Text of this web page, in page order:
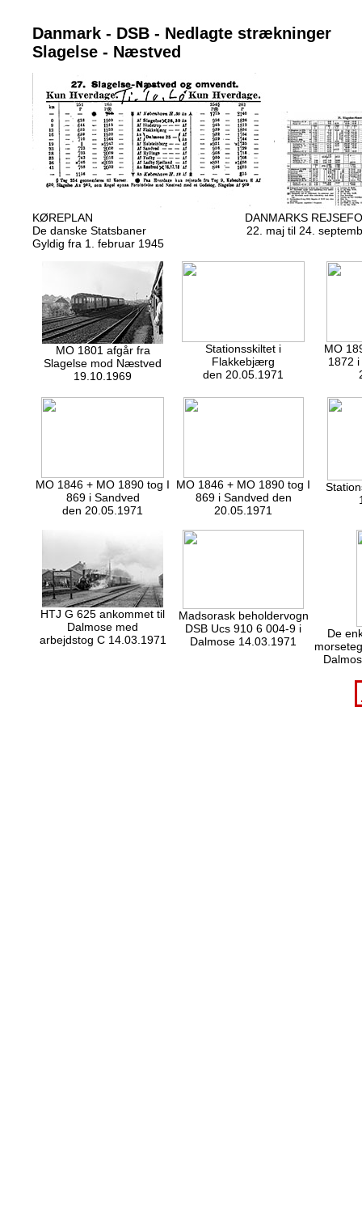
Danmark - DSB - Nedlagte strækninger
Slagelse - Næstved
KØREPLAN DANMARKS
De danske Statsbaner 22. maj til 24.
Gyldig fra 1. februar 1945
MO 1801 afgår fra
Slagelse mod Næstved
19.10.1969
Stationsskiltet i
Flakkebjærg
den 20.05.1971
MO
1872
MO 1846 + MO 1890 tog I
869 i Sandved
den 20.05.1971
MO 1846 + MO 1890 tog I
869 i Sandved den
20.05.1971
HTJ G 625 ankommet til
Dalmose med
arbejdstog C 14.03.1971
Madsorask beholdervogn
DSB Ucs 910 6 004-9 i
Dalmose 14.03.1971
De